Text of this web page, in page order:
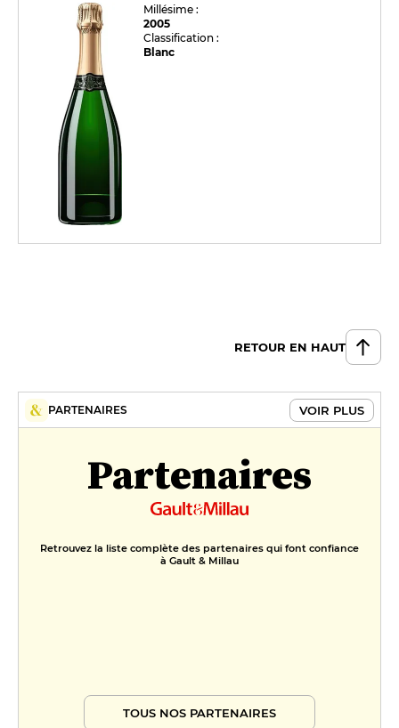
Millésime :
2005
Classification :
Blanc
RETOUR EN HAUT
PARTENAIRES VOIR PLUS
Partenaires
Retrouvez la liste complète des partenaires qui font confiance
à Gault & Millau
TOUS NOS PARTENAIRES